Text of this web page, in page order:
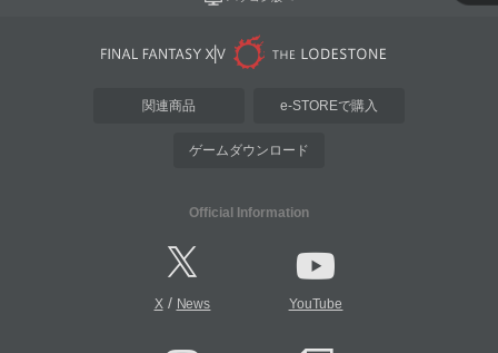
関連商品 e-STOREで購入
ゲームダウンロード
Official Information
X/ News YouTube